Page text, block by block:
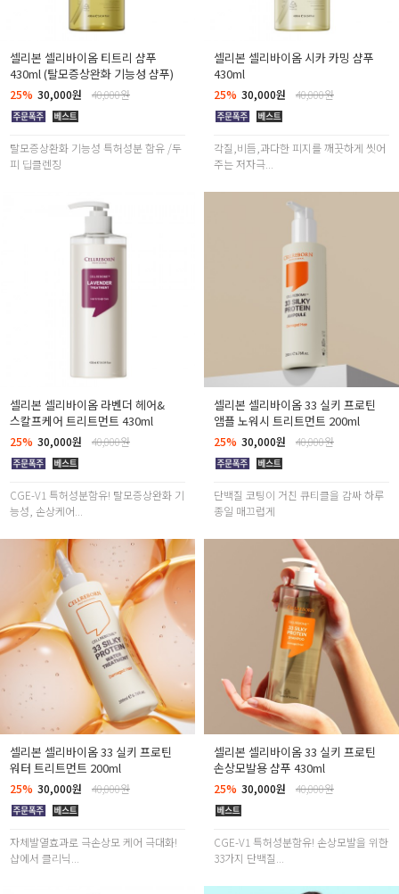
셀리본 셀리바이옴 티트리 샴푸
430ml (탈모증상완화 기능성 샴푸)
25% 30,000원 40,000원
탈모증상환화 기능성 특허성분 함유 /두
피 딥클렌징
셀리본 셀리바이옴 시카 카밍 샴푸
430ml
25% 30,000원 40,000원
각질,비듬,과다한 피지를 깨끗하게 씻어
주는 저자극...
셀리본 셀리바이옴 라벤더 헤어&
스칼프케어 트리트먼트 430ml
25% 30,000원 40,000원
CGE-V1 특허성분함유! 탈모증상완화 기
능성, 손상케어...
셀리본 셀리바이옴 33 실키 프로틴
앰플 노워시 트리트먼트 200ml
25% 30,000원 40,000원
단백질 코팅이 거친 큐티클을 감싸 하루
종일 매끄럽게
셀리본 셀리바이옴 33 실키 프로틴
워터 트리트먼트 200ml
25% 30,000원 40,000원
자체발열효과로 극손상모 케어 극대화!
샵에서 클리닉...
셀리본 셀리바이옴 33 실키 프로틴
손상모발용 샴푸 430ml
25% 30,000원 40,000원
CGE-V1 특허성분함유! 손상모발을 위한
33가지 단백질...